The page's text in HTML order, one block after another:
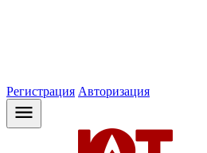
Регистрация Авторизация